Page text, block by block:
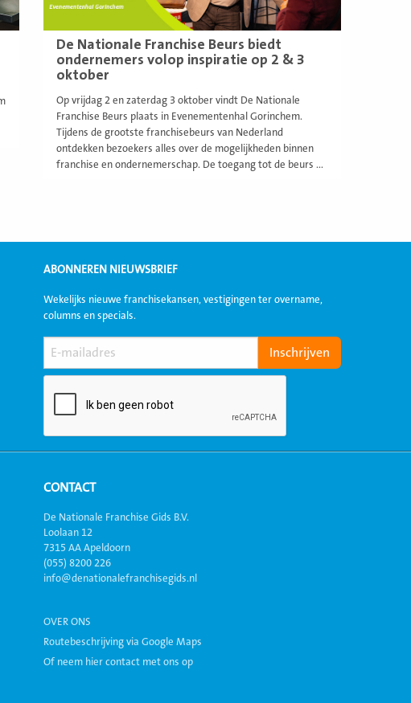
De Nationale Franchise Beurs biedt
ondernemers volop inspiratie op 2 & 3
oktober
Op vrijdag 2 en zaterdag 3 oktober vindt De Nationale
Franchise Beurs plaats in Evenementenhal Gorinchem.
Tijdens de grootste franchisebeurs van Nederland
ontdekken bezoekers alles over de mogelijkheden binnen
franchise en ondernemerschap. De toegang tot de beurs ...
ABONNEREN NIEUWSBRIEF
Wekelijks nieuwe franchisekansen, vestigingen ter overname,
columns en specials.
CONTACT
De Nationale Franchise Gids B.V.
Loolaan 12
7315 AA Apeldoorn
(055) 8200 226
info@denationalefranchisegids.nl
OVER ONS
Routebeschrijving via Google Maps
Of neem hier contact met ons op